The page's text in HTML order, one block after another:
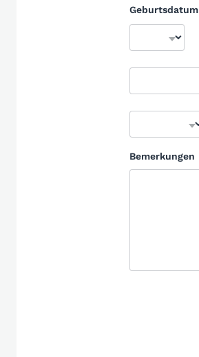
Geburtsdatum
Bemerkungen